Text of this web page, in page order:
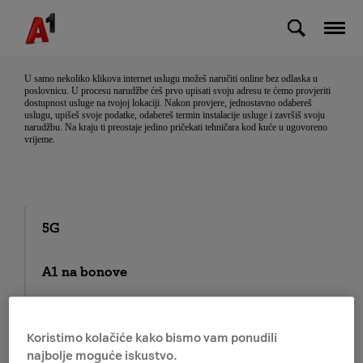
Skip to Main Content
Kako mogu uslugu naručiti online?
U samo nekoliko klikova internet uslugu možeš naručiti online bez odlaska u
poslovnicu. U procesu narudžbe ćeš prvo upisati svoju adresu te ćemo provjeriti
dostupnost usluge na tvojoj lokaciji. Nakon provjere, jednostavno odabereš
uslugu, upišeš svoje podatke, odabereš termin instalacije usluge i završiš svoju
narudžbu. Na kraju ti preostaje jedino pričekati tehničara kod kuće u ugovoreno
vrijeme.
5G
A1 na bonove
E-SIM
Koristimo kolačiće kako bismo vam ponudili
najbolje moguće iskustvo.